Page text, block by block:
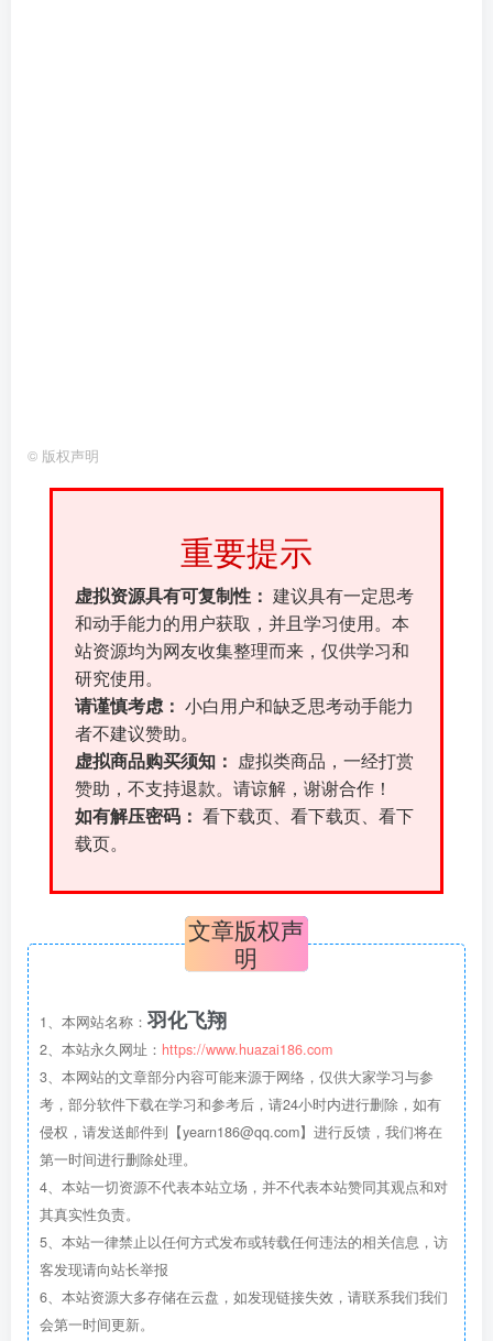
© 版权声明
重要提示
虚拟资源具有可复制性： 建议具有一定思考
和动手能力的用户获取，并且学习使用。本
站资源均为网友收集整理而来，仅供学习和
研究使用。
请谨慎考虑： 小白用户和缺乏思考动手能力
者不建议赞助。
虚拟商品购买须知：
虚拟类商品，一经打赏
赞助，不支持退款。请谅解，谢谢合作！
如有解压密码： 看下载页、看下载页、看下
载页。
文章版权声
明
1、本网站名称： 羽化飞翔
2、本站永久网址： https://www.huazai186.com
3、本网站的文章部分内容可能来源于网络，仅供大家学习与参
考，部分软件下载在学习和参考后，请24小时内进行删除，如有
侵权，请发送邮件到【yearn186@qq.com】进行反馈，我们将在
第一时间进行删除处理。
4、本站一切资源不代表本站立场，并不代表本站赞同其观点和对
其真实性负责。
5、本站一律禁止以任何方式发布或转载任何违法的相关信息，访
客发现请向站长举报
6、本站资源大多存储在云盘，如发现链接失效，请联系我们我们
会第一时间更新。